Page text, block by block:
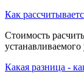
Как
Стоимость
Какая разница -